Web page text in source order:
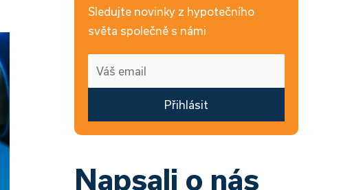
Sledujte novinky z hypotečního
světa společně s námi
Přihlásit
Napsali o nás